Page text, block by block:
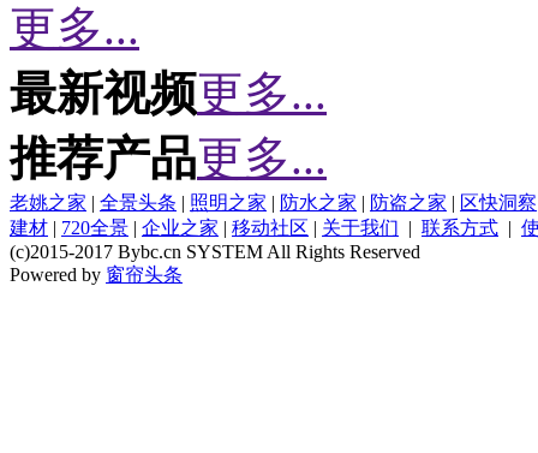
更多...
最新视频更多...
推荐产品更多...
老姚之家 | 全景头条 | 照明之家 | 防水之家 | 防盗之家 | 区快洞察
建材 | 720全景 | 企业之家 | 移动社区 | 关于我们 | 联系方式 |
(c)2015-2017 Bybc.cn SYSTEM All Rights Reserved
Powered by 窗帘头条